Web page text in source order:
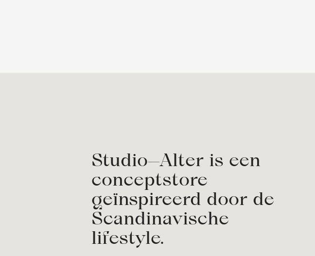
Studio—Alter is een
conceptstore
geïnspireerd door de
Scandinavische
lifestyle.